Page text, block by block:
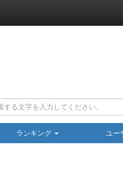
ランキング ユー